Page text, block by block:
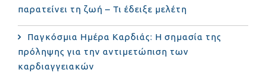
παρατείνει τη ζωή – Τι έδειξε μελέτη
Παγκόσμια Ημέρα Καρδιάς: Η σημασία της
πρόληψης για την αντιμετώπιση των
καρδιαγγειακών